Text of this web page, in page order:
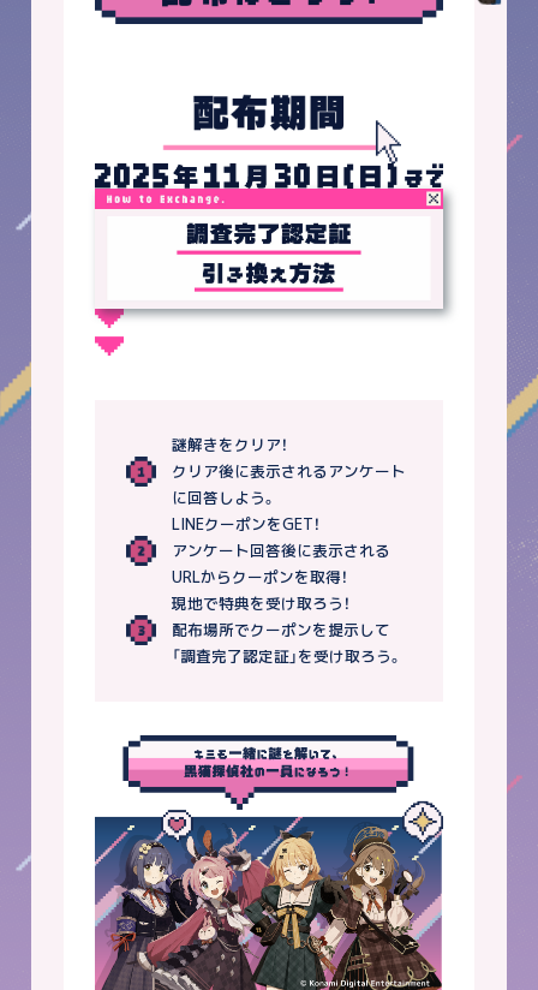
謎解きをクリア！
クリア後に表示されるアンケート
に回答しよう。
LINEクーポンをGET！
アンケート回答後に表示される
URLからクーポンを取得！
現地で特典を受け取ろう！
配布場所でクーポンを提示して
「調査完了認定証」を受け取ろう。